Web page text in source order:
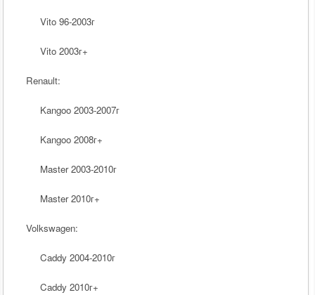
Vito 96-2003г
Vito 2003г+
Renault:
Kangoo 2003-2007г
Kangoo 2008г+
Master 2003-2010г
Master 2010г+
Volkswagen:
Caddy 2004-2010г
Caddy 2010г+